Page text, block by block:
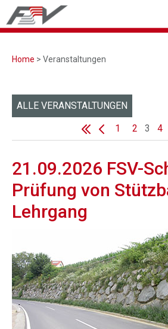
Home > Veranstaltungen
ALLE VERANSTALTUNGEN
1
2 3 4
21.09.2026 FSV-
Prüfung von
Lehrgang